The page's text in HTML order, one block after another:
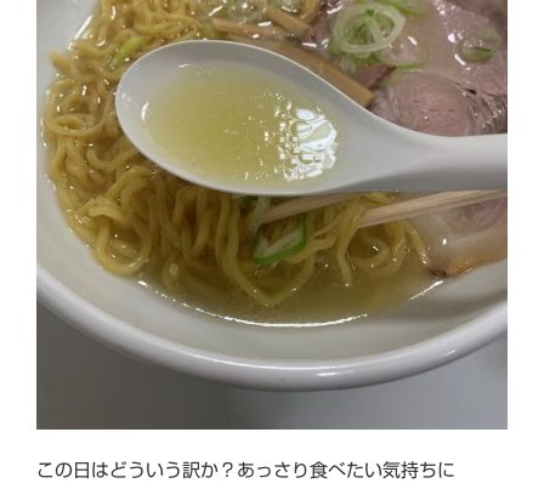
この日はどういう訳か？あっさり食べたい気持ちに